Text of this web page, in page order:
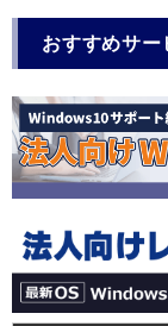
おすすめサー